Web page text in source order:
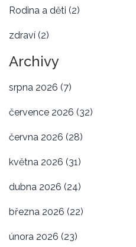
Rodina a děti (2)
zdraví (2)
Archivy
srpna 2026 (7)
července 2026 (32)
června 2026 (28)
května 2026 (31)
dubna 2026 (24)
března 2026 (22)
února 2026 (23)